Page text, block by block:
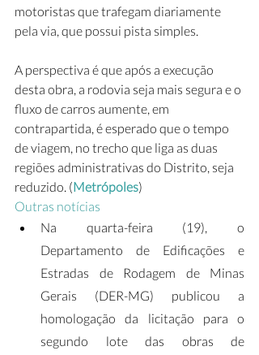
motoristas que trafegam diariamente
pela via, que possui pista simples.
A perspectiva é que após a execução
desta obra, a rodovia seja mais segura e o
fluxo de carros aumente, em
contrapartida, é esperado que o tempo
de viagem, no trecho que liga as duas
regiões administrativas do Distrito, seja
reduzido. (Metrópoles)
Outras notícias
Na quarta-feira (19), o
Departamento de Edificações e
Estradas de Rodagem de Minas
Gerais (DER-MG) publicou a
homologação da licitação para o
segundo lote das obras de